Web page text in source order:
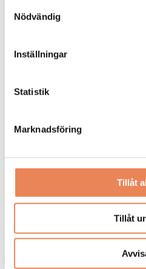
Nödvändig
Inställningar
Statistik
Marknadsföring
Tillåt
Tillåt
Kock
Arbetsgivare: Smådalarö
Sista ansökningsdag: 2026-